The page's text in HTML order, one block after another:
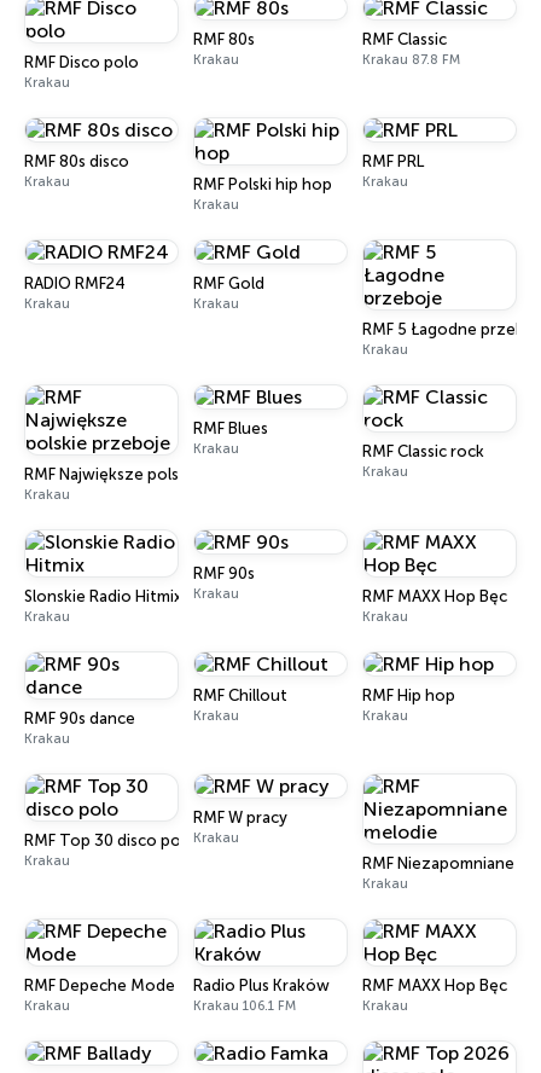
RMF Disco polo
Krakau
RMF 80s
Krakau
RMF Classic
Krakau 87.8 FM
RMF 80s disco
Krakau RMF Polski hip hop
Krakau
RMF PRL
Krakau
RADIO RMF24
Krakau
RMF Gold
Krakau
RMF 5 Łagodne
Krakau
RMF Największe polskie przeboje
Krakau
RMF Blues
Krakau RMF Classic rock
Krakau
Slonskie Radio Hitmix
Krakau
RMF 90s
Krakau RMF MAXX Hop Bęc
Krakau
RMF 90s dance
Krakau
RMF Chillout
Krakau
RMF Hip hop
Krakau
RMF Top 30 disco polo
Krakau
RMF W pracy
Krakau
RMF Niezapomniane
Krakau
RMF Depeche Mode
Krakau
Radio Plus Kraków
Krakau 106.1 FM
RMF MAXX Hop Bęc
Krakau